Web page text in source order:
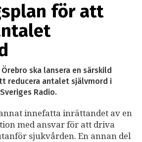
för att
ska lansera en särskild
reducera antalet självmord i
Radio.
innefatta inrättandet av en
med ansvar för att driva
sjukvården. En annan del